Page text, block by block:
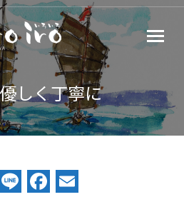
しく丁寧に
LineFacebook